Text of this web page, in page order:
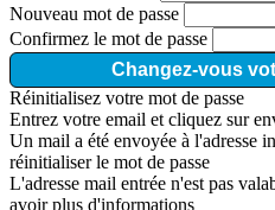
Nouveau mot de passe
Confirmez le mot de passe
Changez-vous
Réinitialisez votre mot de passe
Entrez votre email et cliquez sur
Un mail a été envoyée à l'adresse
réinitialiser le mot de passe
L'adresse mail entrée n'est pas
avoir plus d'informations